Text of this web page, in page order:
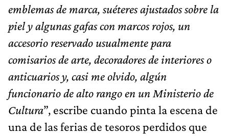
emblemas de marca, suéteres ajustados sobre la
piel y algunas gafas con marcos rojos, un
accesorio reservado usualmente para
comisarios de arte, decoradores de interiores o
anticuarios y, casi me olvido, algún
funcionario de alto rango en un Ministerio de
Cultura”, escribe cuando pinta la escena de
una de las ferias de tesoros perdidos que